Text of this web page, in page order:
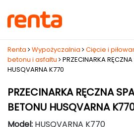
Renta Wypożyczalnia Cięcie i
betonu i asfaltu
PRZECINARKA
HUSQVARNA K770
PRZECINARKA RĘCZNA
BETONU HUSQVARNA
Model: HUSQVARNA K770